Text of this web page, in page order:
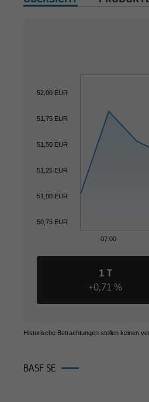
07:00
50,75 EUR
51,00 EUR
51,25 EUR
51,50 EUR
51,75 EUR
52,00 EUR
1 T
+0,71 %
Historische Betrachtungen stellen keinen
BASF SE